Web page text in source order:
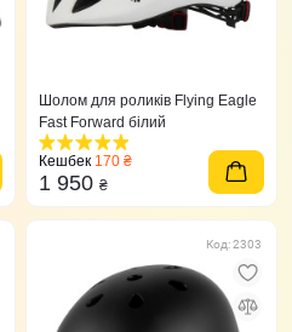
Шолом для роликів Flying Eagle
Fast Forward білий
Кешбек 170 ₴
1 950 ₴
Код: 2303